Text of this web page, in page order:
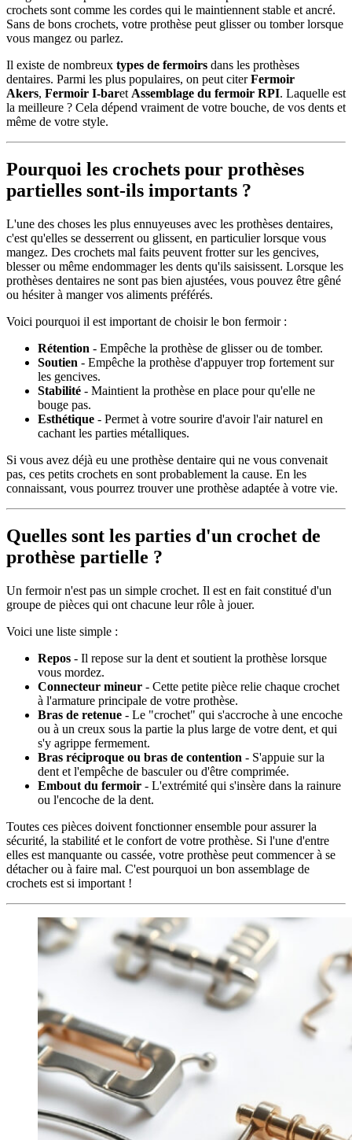
crochets sont comme les cordes qui le maintiennent stable et ancré.
Sans de bons crochets, votre prothèse peut glisser ou tomber lorsque
vous mangez ou parlez.
Il existe de nombreux types de fermoirs dans les prothèses
dentaires. Parmi les plus populaires, on peut citerFermoir
Akers, Fermoir I-baretAssemblage du fermoir RPI. Laquelle est
la meilleure ? Cela dépend vraiment de votre bouche, de vos dents et
même de votre style.
Pourquoi les crochets pour prothèses
partielles sont-ils importants ?
L'une des choses les plus ennuyeuses avec les prothèses dentaires,
c'est qu'elles se desserrent ou glissent, en particulier lorsque vous
mangez. Des crochets mal faits peuvent frotter sur les gencives,
blesser ou même endommager les dents qu'ils saisissent. Lorsque les
prothèses dentaires ne sont pas bien ajustées, vous pouvez être gêné
ou hésiter à manger vos aliments préférés.
Voici pourquoi il est important de choisir le bon fermoir :
Rétention - Empêche la prothèse de glisser ou de tomber.
Soutien - Empêche la prothèse d'appuyer trop fortement sur
les gencives.
Stabilité - Maintient la prothèse en place pour qu'elle ne
bouge pas.
Esthétique - Permet à votre sourire d'avoir l'air naturel en
cachant les parties métalliques.
Si vous avez déjà eu une prothèse dentaire qui ne vous convenait
pas, ces petits crochets en sont probablement la cause. En les
connaissant, vous pourrez trouver une prothèse adaptée à votre vie.
Quelles sont les parties d'un crochet de
prothèse partielle ?
Un fermoir n'est pas un simple crochet. Il est en fait constitué d'un
groupe de pièces qui ont chacune leur rôle à jouer.
Voici une liste simple :
Repos - Il repose sur la dent et soutient la prothèse lorsque
vous mordez.
Connecteur mineur - Cette petite pièce relie chaque crochet
à l'armature principale de votre prothèse.
Bras de retenue - Le "crochet" qui s'accroche à une encoche
ou à un creux sous la partie la plus large de votre dent, et qui
s'y agrippe fermement.
Bras réciproque ou bras de contention - S'appuie sur la
dent et l'empêche de basculer ou d'être comprimée.
Embout du fermoir - L'extrémité qui s'insère dans la rainure
ou l'encoche de la dent.
Toutes ces pièces doivent fonctionner ensemble pour assurer la
sécurité, la stabilité et le confort de votre prothèse. Si l'une d'entre
elles est manquante ou cassée, votre prothèse peut commencer à se
détacher ou à faire mal. C'est pourquoi un bon assemblage de
crochets est si important !